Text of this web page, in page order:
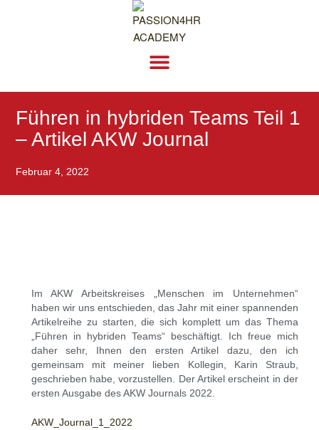
Führen in hybriden Teams Teil 1
– Artikel AKW Journal
Februar 4, 2022
Im AKW Arbeitskreises „Menschen im Unternehmen“
haben wir uns entschieden, das Jahr mit einer spannenden
Artikelreihe zu starten, die sich komplett um das Thema
„Führen in hybriden Teams“ beschäftigt. Ich freue mich
daher sehr, Ihnen den ersten Artikel dazu, den ich
gemeinsam mit meiner lieben Kollegin, Karin Straub,
geschrieben habe, vorzustellen. Der Artikel erscheint in der
ersten Ausgabe des AKW Journals 2022.
AKW_Journal_1_2022